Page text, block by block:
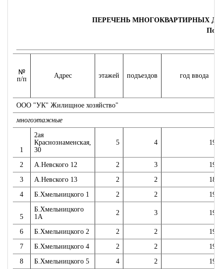
ПЕРЕЧЕНЬ МНОГОКВАРТИРНЫХ
По
№
п/п Адрес этажей подъездов год ввода
ООО "УК" Жилищное хозяйство"
многоэтажные
1
2ая
Краснознаменская,
30
5 4
2 А.Невского 12 2 3
3
А.Невского 13 2 2
4
Б.Хмельницкого 1 2 2
5
Б.Хмельницкого
1А
2 3
6 Б.Хмельницкого 2 2 2
7
Б.Хмельницкого 4 2 2
8
Б.Хмельницкого 5 4 2